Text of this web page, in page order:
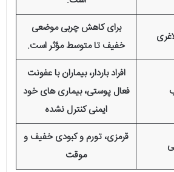
برای کاهش چربی موضعی
خفیف تا متوسط مؤثر است.
افراد باردار، بیماران با عفونت
فعال پوستی، بیماری‌ های خود
ایمنی کنترل‌ نشده
قرمزی، تورم و کبودی خفیف و
موقت